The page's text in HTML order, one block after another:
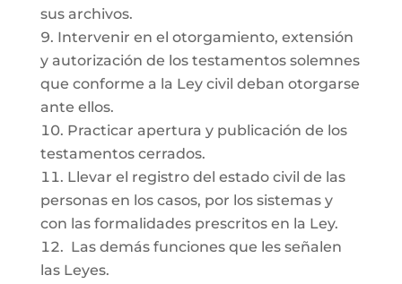
sus archivos.
Intervenir en el otorgamiento, extensión
y autorización de los testamentos solemnes
que conforme a la Ley civil deban otorgarse
ante ellos.
Practicar apertura y publicación de los
testamentos cerrados.
Llevar el registro del estado civil de las
personas en los casos, por los sistemas y
con las formalidades prescritos en la Ley.
Las demás funciones que les señalen
las Leyes.